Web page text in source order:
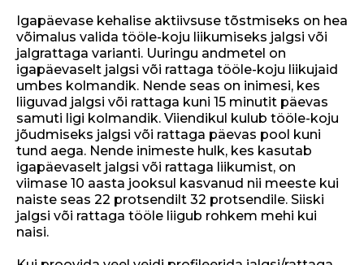
Igapäevase kehalise aktiivsuse tõstmiseks on hea
võimalus valida tööle-koju liikumiseks jalgsi või
jalgrattaga varianti. Uuringu andmetel on
igapäevaselt jalgsi või rattaga tööle-koju liikujaid
umbes kolmandik. Nende seas on inimesi, kes
liiguvad jalgsi või rattaga kuni 15 minutit päevas
samuti ligi kolmandik. Viiendikul kulub tööle-koju
jõudmiseks jalgsi või rattaga päevas pool kuni
tund aega. Nende inimeste hulk, kes kasutab
igapäevaselt jalgsi või rattaga liikumist, on
viimase 10 aasta jooksul kasvanud nii meeste kui
naiste seas 22 protsendilt 32 protsendile. Siiski
jalgsi või rattaga tööle liigub rohkem mehi kui
naisi.